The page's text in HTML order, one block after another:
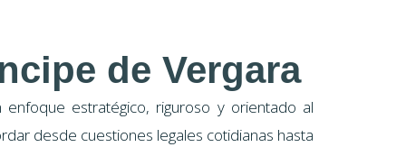
de Vergara
estratégico, riguroso y orientado al
desde cuestiones legales cotidianas hasta